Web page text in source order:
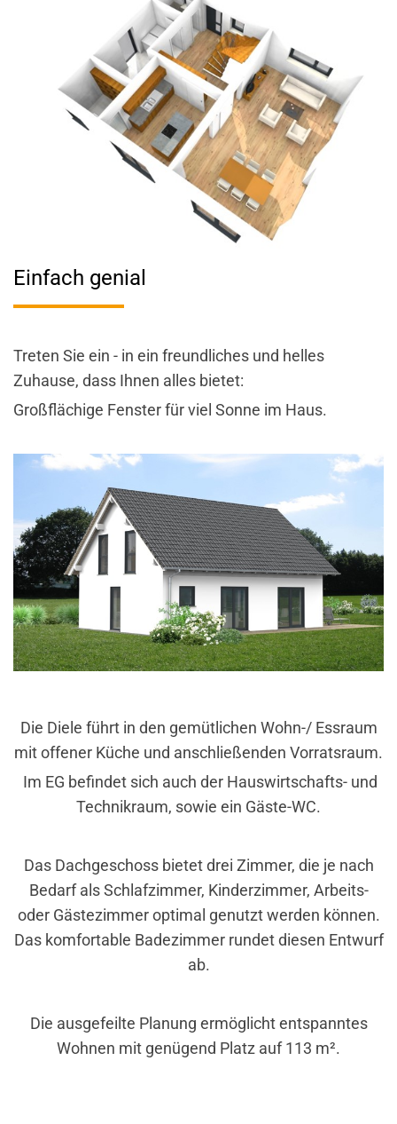
Einfach genial
Treten Sie ein - in ein freundliches und helles
Zuhause, dass Ihnen alles bietet:
Großflächige Fenster für viel Sonne im Haus.
Die Diele führt in den gemütlichen Wohn-/ Essraum
mit offener Küche und anschließenden Vorratsraum.
Im EG befindet sich auch der Hauswirtschafts- und
Technikraum, sowie ein Gäste-WC.
Das Dachgeschoss bietet drei Zimmer, die je nach
Bedarf als Schlafzimmer, Kinderzimmer, Arbeits-
oder Gästezimmer optimal genutzt werden können.
Das komfortable Badezimmer rundet diesen Entwurf
ab.
Die ausgefeilte Planung ermöglicht entspanntes
Wohnen mit genügend Platz auf 113 m².